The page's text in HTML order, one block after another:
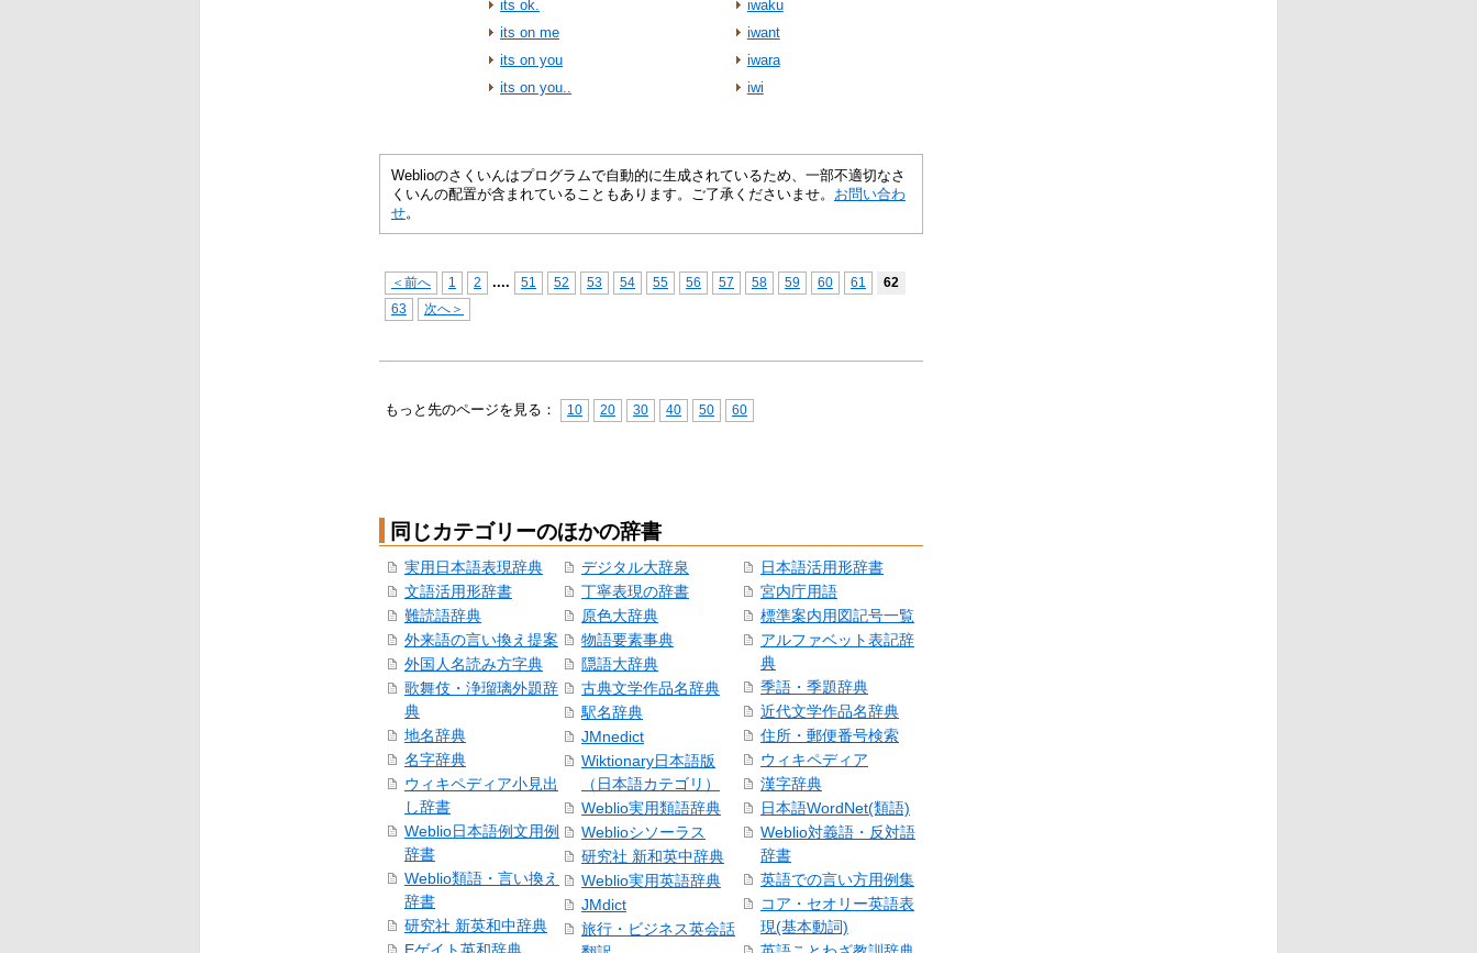
its ok.
its on me
its on you
its on you..
iwaku
iwant
iwara
iwi
Weblioのさくいんはプログラムで自動的に生成されているため、一部不適切なさ
くいんの配置が含まれていることもあります。ご了承くださいませ。 お問い合わ
せ。
＜前へ 1 2 .... 51 52 53 54 55 56 57 58 59 60 61
62
63
次へ＞
もっと先のページを見る： 10 20 30 40 50 60
同じカテゴリーのほかの辞書
実用日本語表現辞典
文語活用形辞書
難読語辞典
外来語の言い換え提案
外国人名読み方字典
歌舞伎・浄瑠璃外題辞
典
地名辞典
名字辞典
ウィキペディア小見出
し辞書
Weblio日本語例文用例
辞書
Weblio類語・言い換え
辞書
研究社 新英和中辞典
デジタル大辞泉
丁寧表現の辞書
原色大辞典
物語要素事典
隠語大辞典
古典文学作品名辞典
駅名辞典
JMnedict
Wiktionary日本語版
（日本語カテゴリ）
Weblio実用類語辞典
Weblioシソーラス
研究社 新和英中辞典
Weblio実用英語辞典
JMdict
旅行・ビジネス英会話
日本語活用形辞書
宮内庁用語
標準案内用図記号一覧
アルファベット表記辞
典
季語・季題辞典
近代文学作品名辞典
住所・郵便番号検索
ウィキペディア
漢字辞典
日本語WordNet(類語)
Weblio対義語・反対語
辞書
英語での言い方用例集
コア・セオリー英語表
現(基本動詞)